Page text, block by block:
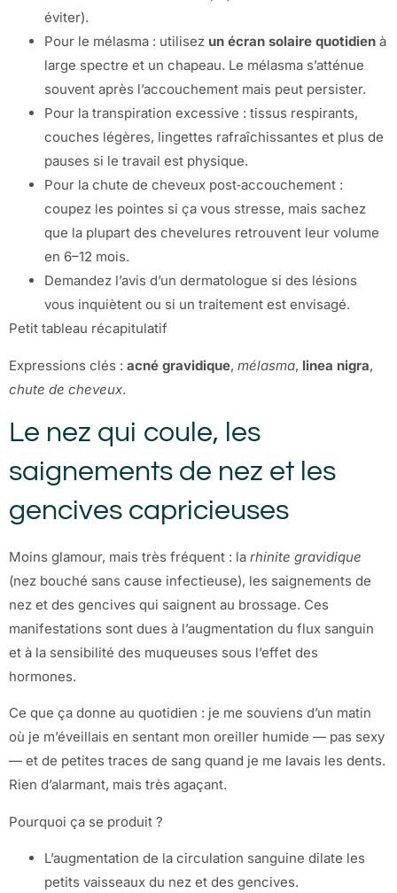
éviter).
Pour le mélasma : utilisez un écran solaire quotidien à
large spectre et un chapeau. Le mélasma s’atténue
souvent après l’accouchement mais peut persister.
Pour la transpiration excessive : tissus respirants,
couches légères, lingettes rafraîchissantes et plus de
pauses si le travail est physique.
Pour la chute de cheveux post‑accouchement :
coupez les pointes si ça vous stresse, mais sachez
que la plupart des chevelures retrouvent leur volume
en 6–12 mois.
Demandez l’avis d’un dermatologue si des lésions
vous inquiètent ou si un traitement est envisagé.
Petit tableau récapitulatif
Expressions clés : acné gravidique, mélasma, linea nigra,
chute de cheveux.
Le nez qui coule, les
saignements de nez et les
gencives capricieuses
Moins glamour, mais très fréquent : la rhinite gravidique
(nez bouché sans cause infectieuse), les saignements de
nez et des gencives qui saignent au brossage. Ces
manifestations sont dues à l’augmentation du flux sanguin
et à la sensibilité des muqueuses sous l’effet des
hormones.
Ce que ça donne au quotidien : je me souviens d’un matin
où je m’éveillais en sentant mon oreiller humide — pas sexy
— et de petites traces de sang quand je me lavais les dents.
Rien d’alarmant, mais très agaçant.
Pourquoi ça se produit ?
L’augmentation de la circulation sanguine dilate les
petits vaisseaux du nez et des gencives.